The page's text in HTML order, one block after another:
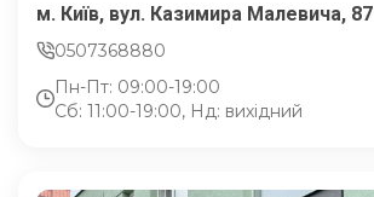
м. Київ, вул. Казимира Малевича, 87
0507368880
Пн-Пт: 09:00-19:00
Сб: 11:00-19:00, Нд: вихідний